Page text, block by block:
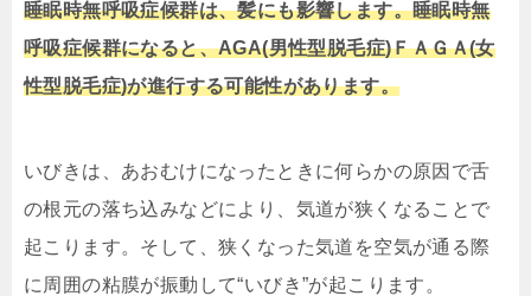
睡眠時無呼吸症候群は、髪にも影響します。睡眠時無
呼吸症候群になると、AGA(男性型脱毛症)ＦＡＧＡ(女
性型脱毛症)が進行する可能性があります。
いびきは、あおむけになったときに何らかの原因で舌
の根元の落ち込みなどにより、気道が狭くなることで
起こります。そして、狭くなった気道を空気が通る際
に周囲の粘膜が振動して“いびき”が起こります。